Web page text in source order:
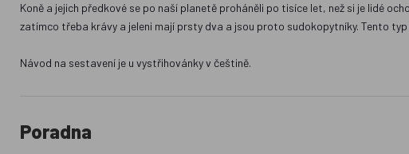
Koně a jejich předkové se po naší planetě proháněli po tisíce let, než si je lidé
zatímco třeba krávy a jeleni mají prsty dva a jsou proto sudokopytníky. Tento
Návod na sestavení je u vystřihovánky v češtině.
Poradna